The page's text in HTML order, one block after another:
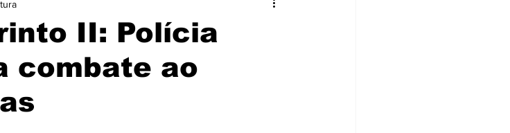
Eventos Fotos
II: Polícia
combate ao